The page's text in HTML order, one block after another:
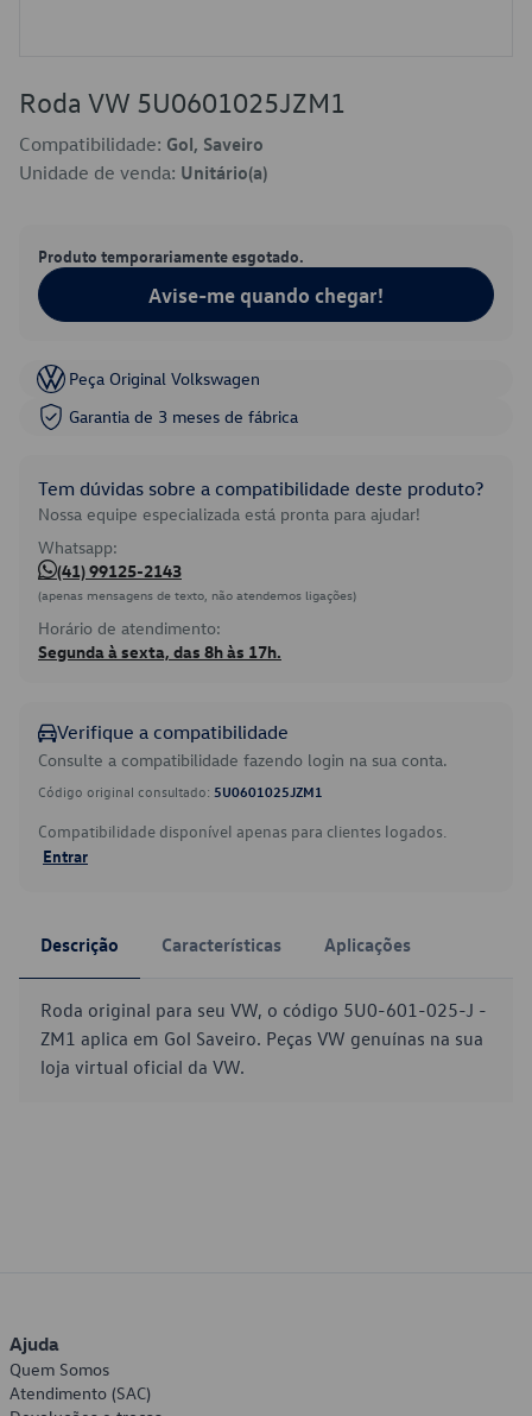
Roda VW 5U0601025JZM1
Compatibilidade: Gol, Saveiro
Unidade de venda: Unitário(a)
Produto temporariamente esgotado.
Avise-me quando chegar!
Peça Original Volkswagen
Garantia de 3 meses de fábrica
Tem dúvidas sobre a compatibilidade deste produto?
Nossa equipe especializada está pronta para ajudar!
Whatsapp:
(41) 99125-2143
(apenas mensagens de texto, não atendemos ligações)
Horário de atendimento:
Segunda à sexta, das 8h às 17h.
Verifique a compatibilidade
Consulte a compatibilidade fazendo login na sua conta.
Código original consultado: 5U0601025JZM1
Compatibilidade disponível apenas para clientes logados.
Entrar
Descrição Características Aplicações
Roda original para seu VW, o código 5U0-601-025-J -
ZM1 aplica em Gol Saveiro. Peças VW genuínas na sua
loja virtual oficial da VW.
Ajuda
Quem Somos
Atendimento (SAC)